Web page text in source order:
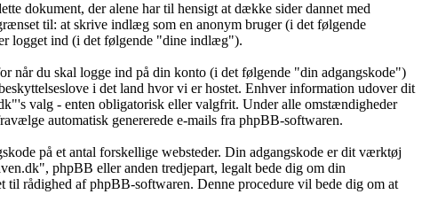
dokument, der alene har til hensigt at dække sider dannet med
til: at skrive indlæg som en anonym bruger (i det følgende
logget ind (i det følgende "dine indlæg").
når du skal logge ind på din konto (i det følgende "din adgangskode")
i det land hvor vi er hostet. Enhver information udover dit
valg - enten obligatorisk eller valgfrit. Under alle omstændigheder
automatisk genererede e-mails fra phpBB-softwaren.
på et antal forskellige websteder. Din adgangskode er dit værktøj
phpBB eller anden tredjepart, legalt bede dig om din
rådighed af phpBB-softwaren. Denne procedure vil bede dig om at